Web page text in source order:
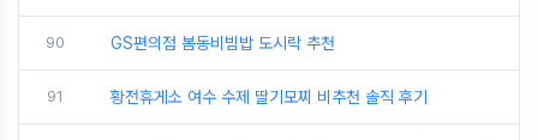
90 GS편의점 봄동비빔밥 도시락 추천
91 황전휴게소 여수 수제 딸기모찌 비추천 솔직 후기